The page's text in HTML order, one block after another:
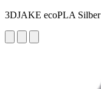
3DJAKE ecoPLA Silber